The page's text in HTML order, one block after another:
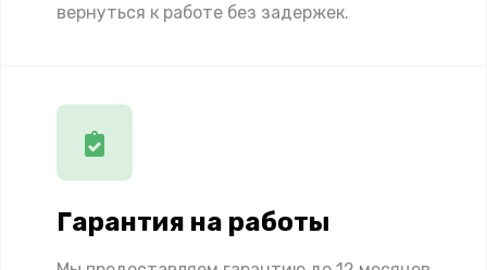
вернуться к работе без задержек.
Гарантия на работы